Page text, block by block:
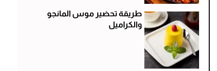
طريقة تحضير موس المانجو
والكراميل